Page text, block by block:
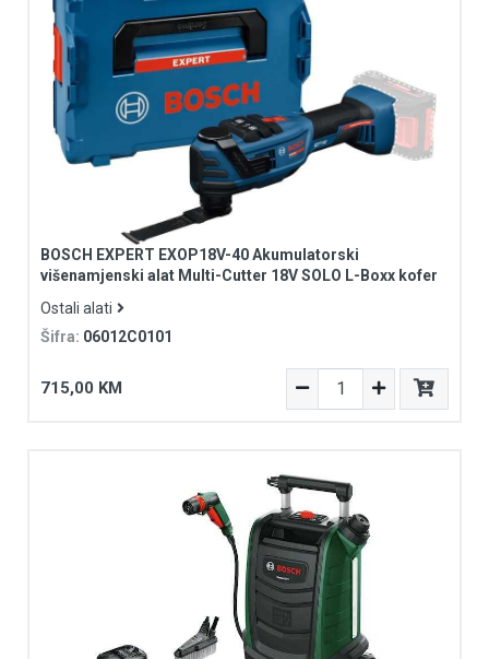
BOSCH EXPERT EXOP18V-40 Akumulatorski
višenamjenski alat Multi-Cutter 18V SOLO L-Boxx kofer
Ostali alati
Šifra: 06012C0101
715,00 KM